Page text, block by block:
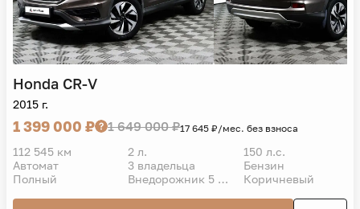
Honda CR-V
2015 г.
1 399 000 ₽ 1 649 000 ₽17 645 ₽/мес. без взноса
112 545 км 2 л.
150 л.с.
Автомат
3 владельца
Бензин
Полный
Внедорожник 5 дв. Коричневый